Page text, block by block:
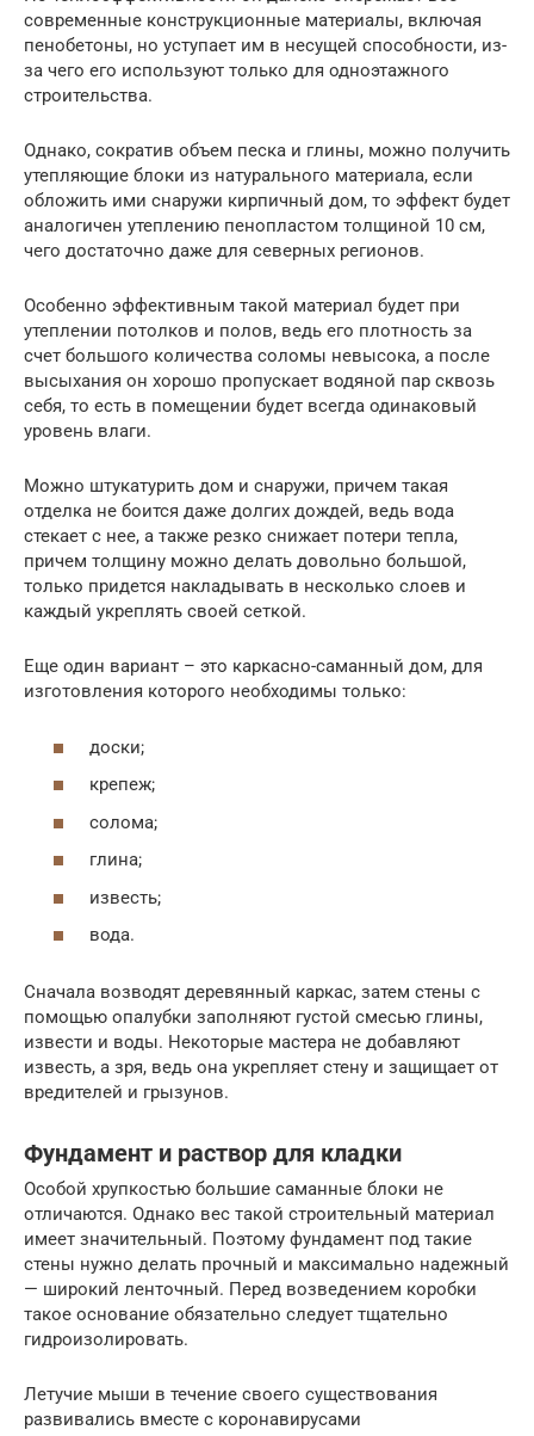
современные конструкционные материалы, включая
пенобетоны, но уступает им в несущей способности, из-
за чего его используют только для одноэтажного
строительства.
Однако, сократив объем песка и глины, можно получить
утепляющие блоки из натурального материала, если
обложить ими снаружи кирпичный дом, то эффект будет
аналогичен утеплению пенопластом толщиной 10 см,
чего достаточно даже для северных регионов.
Особенно эффективным такой материал будет при
утеплении потолков и полов, ведь его плотность за
счет большого количества соломы невысока, а после
высыхания он хорошо пропускает водяной пар сквозь
себя, то есть в помещении будет всегда одинаковый
уровень влаги.
Можно штукатурить дом и снаружи, причем такая
отделка не боится даже долгих дождей, ведь вода
стекает с нее, а также резко снижает потери тепла,
причем толщину можно делать довольно большой,
только придется накладывать в несколько слоев и
каждый укреплять своей сеткой.
Еще один вариант – это каркасно-саманный дом, для
изготовления которого необходимы только:
доски;
крепеж;
солома;
глина;
известь;
вода.
Сначала возводят деревянный каркас, затем стены с
помощью опалубки заполняют густой смесью глины,
извести и воды. Некоторые мастера не добавляют
известь, а зря, ведь она укрепляет стену и защищает от
вредителей и грызунов.
Фундамент и раствор для кладки
Особой хрупкостью большие саманные блоки не
отличаются. Однако вес такой строительный материал
имеет значительный. Поэтому фундамент под такие
стены нужно делать прочный и максимально надежный
— широкий ленточный. Перед возведением коробки
такое основание обязательно следует тщательно
гидроизолировать.
Летучие мыши в течение своего существования
развивались вместе с коронавирусами